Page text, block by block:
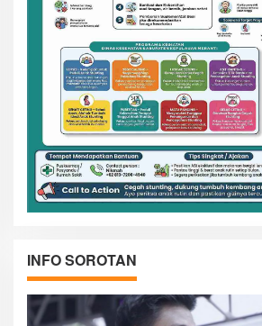
INFO SOROTAN